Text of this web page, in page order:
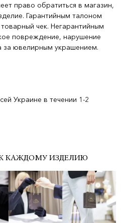
право обратиться в магазин,
Гарантийным талоном
чек. Негарантийным
повреждение, нарушение
за ювелирным украшением.
Украине в течении 1-2
КАЖДОМУ ИЗДЕЛИЮ